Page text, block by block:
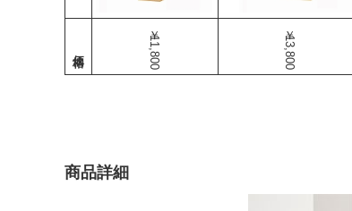
￥11,800 ￥13,800
商品詳細